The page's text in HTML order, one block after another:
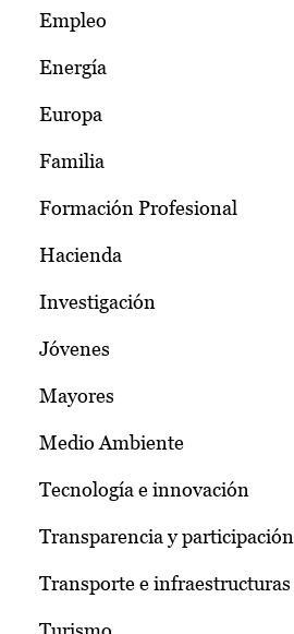
Empleo
Energía
Europa
Familia
Formación Profesional
Hacienda
Investigación
Jóvenes
Mayores
Medio Ambiente
Tecnología e innovación
Transparencia y participación
Transporte e infraestructuras